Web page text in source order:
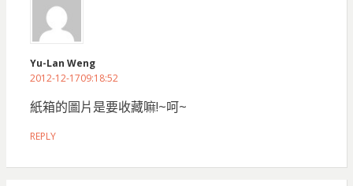
Yu-Lan Weng
2012-12-1709:18:52
紙箱的圖片是要收藏嘛!~呵~
REPLY